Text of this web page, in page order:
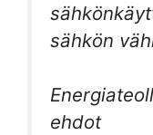
sähkön
ehdot